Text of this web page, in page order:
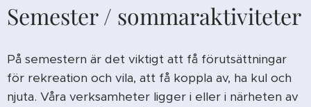
Semester / sommaraktiviteter
På semestern är det viktigt att få förutsättningar
för rekreation och vila, att få koppla av, ha kul och
njuta. Våra verksamheter ligger i eller i närheten av